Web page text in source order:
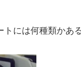
トには何種類かあ